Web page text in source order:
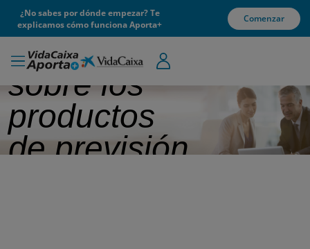
¿No sabes por dónde empezar? Te
explicamos cómo funciona Aporta+
Comenzar
Información
sobre los
productos
de previsión